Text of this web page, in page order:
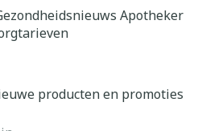
Apotheker
producten en promoties